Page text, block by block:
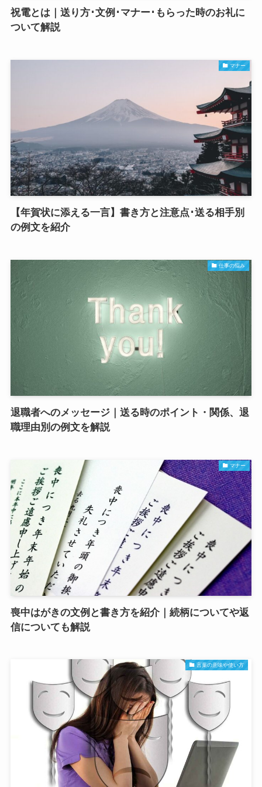
祝電とは｜送り方･文例･マナー･もらった時のお礼に
ついて解説
マナー
【年賀状に添える一言】書き方と注意点･送る相手別
の例文を紹介
仕事の悩み
退職者へのメッセージ｜送る時のポイント・関係、退
職理由別の例文を解説
マナー
喪中はがきの文例と書き方を紹介｜続柄についてや返
信についても解説
言葉の意味や使い方